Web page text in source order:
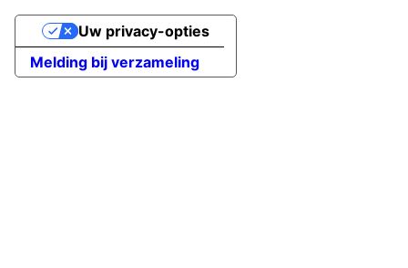
Melding bij verzameling
Uw privacy-opties